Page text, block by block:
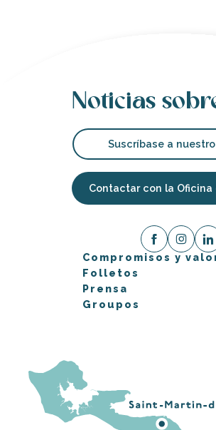
Noticias
Suscríbase a
Contactar con la Oficina
Compromisos y
Folletos
Prensa
Groupos